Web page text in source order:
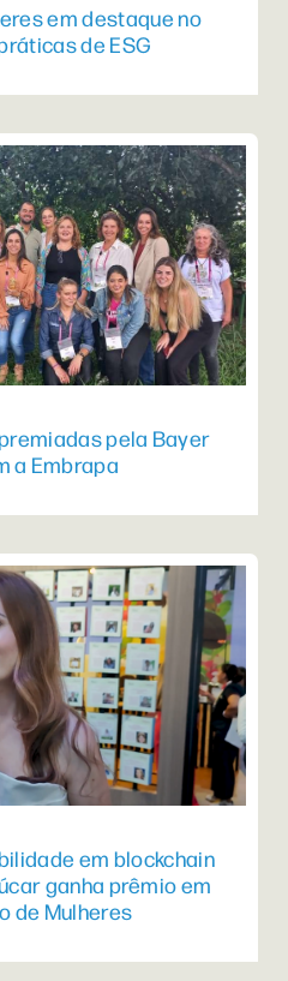
em destaque no
de ESG
pela Bayer
a Embrapa
em blockchain
ganha prêmio em
de Mulheres